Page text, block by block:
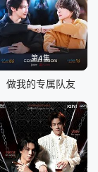
第4集
做我的专属队友